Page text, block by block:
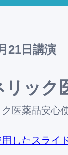
21日 講演
リック
医薬品安心
したスライ